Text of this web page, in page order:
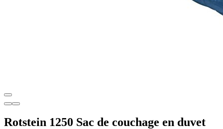
Rotstein 1250 Sac de couchage en duvet